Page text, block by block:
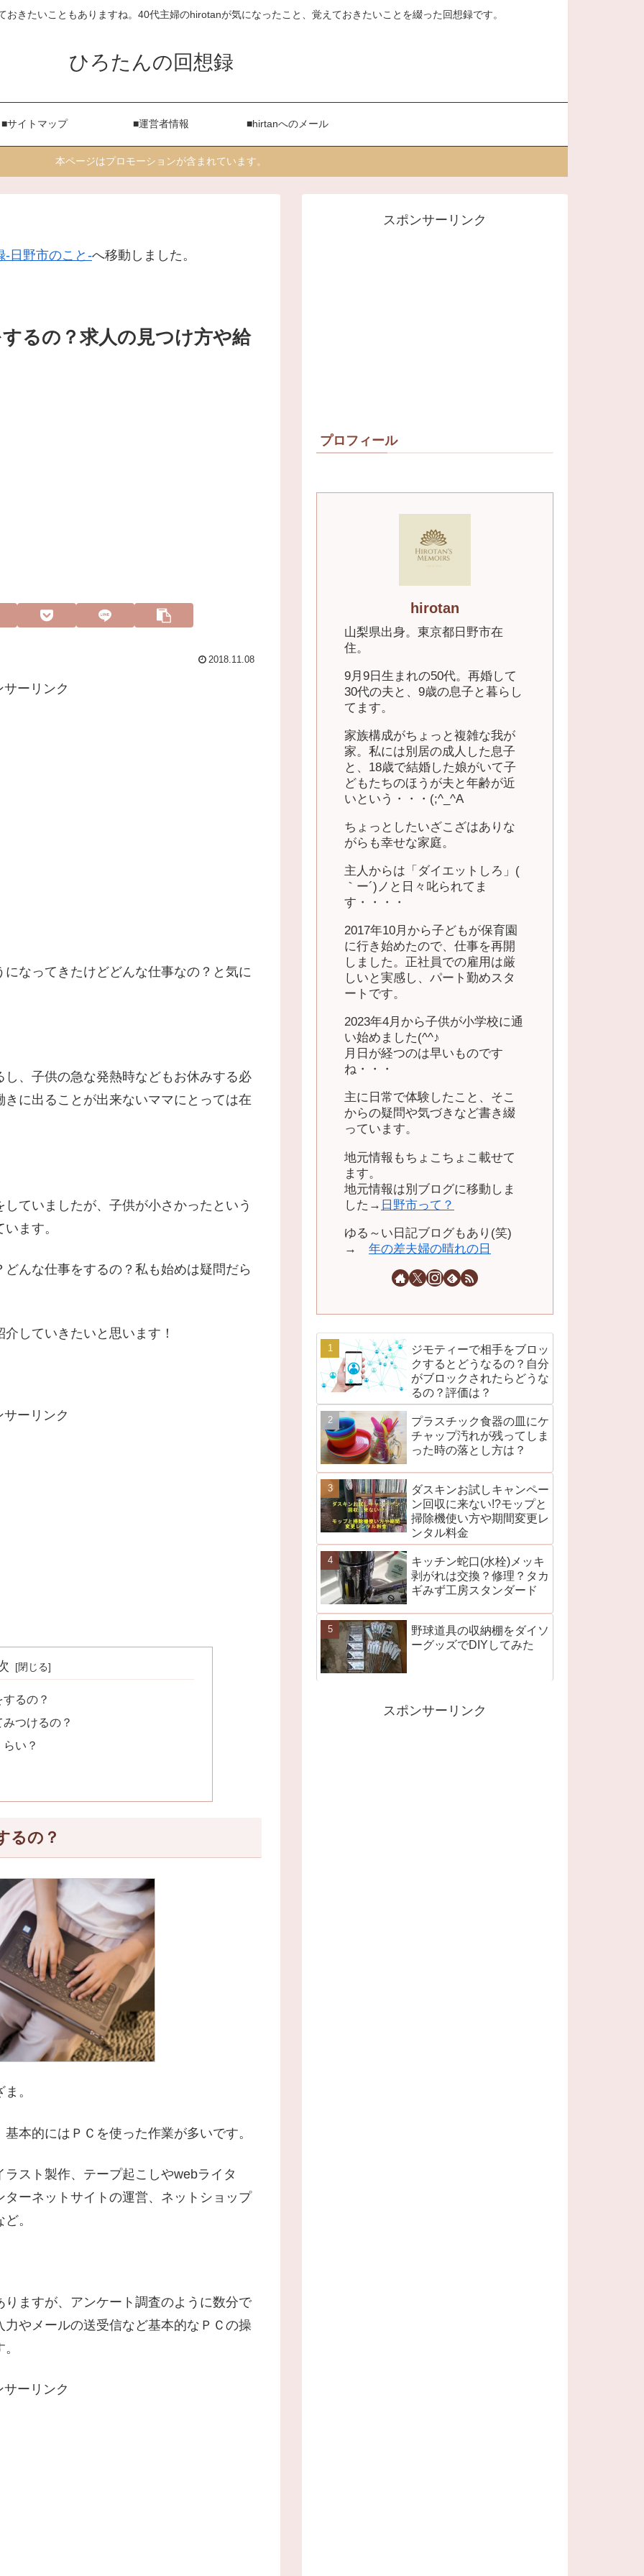
おきたいこともありますね。40代主婦のhirotanが気になったこと、覚えておきたいことを綴った回想録です。
ひろたんの回想録
■サイトマップ ■運営者情報 ■hirtanへのメール
本ページはプロモーションが含まれています。
-日野市のこと-へ移動しました。
るの？求人の見つけ方や給
2018.11.08
サーリンク
なってきたけどどんな仕事なの？と気に
、子供の急な発熱時などもお休みする必
に出ることが出来ないママにとっては在
ていましたが、子供が小さかったという
ます。
んな仕事をするの？私も始めは疑問だら
していきたいと思います！
サーリンク
るの？
つけるの？
い？
るの？
。
本的にはＰＣを使った作業が多いです。
スト製作、テープ起こしやwebライタ
ーネットサイトの運営、ネットショップ
。
ますが、アンケート調査のように数分で
やメールの送受信など基本的なＰＣの操
サーリンク
スポンサーリンク
プロフィール
hirotan
山梨県出身。東京都日野市在
住。
9月9日生まれの50代。再婚して
30代の夫と、9歳の息子と暮らし
てます。
家族構成がちょっと複雑な我が
家。私には別居の成人した息子
と、18歳で結婚した娘がいて子
どもたちのほうが夫と年齢が近
いという・・・(;^_^A
ちょっとしたいざこざはありな
がらも幸せな家庭。
主人からは「ダイエットしろ」(
｀ー´)ノと日々叱られてま
す・・・・
2017年10月から子どもが保育園
に行き始めたので、仕事を再開
しました。正社員での雇用は厳
しいと実感し、パート勤めスタ
ートです。
2023年4月から子供が小学校に通
い始めました(^^♪
月日が経つのは早いものです
ね・・・
主に日常で体験したこと、そこ
からの疑問や気づきなど書き綴
っています。
地元情報もちょこちょこ載せて
ます。
地元情報は別ブログに移動しま
した→ 日野市って？
ゆる～い日記ブログもあり(笑)
→ 年の差夫婦の晴れの日
ジモティーで相手をブロッ
クするとどうなるの？自分
がブロックされたらどうな
るの？評価は？
プラスチック食器の皿にケ
チャップ汚れが残ってしま
った時の落とし方は？
ダスキンお試しキャンペー
ン回収に来ない!?モップと
掃除機使い方や期間変更レ
ンタル料金
キッチン蛇口(水栓)メッキ
剥がれは交換？修理？タカ
ギみず工房スタンダード
野球道具の収納棚をダイソ
ーグッズでDIYしてみた
スポンサーリンク